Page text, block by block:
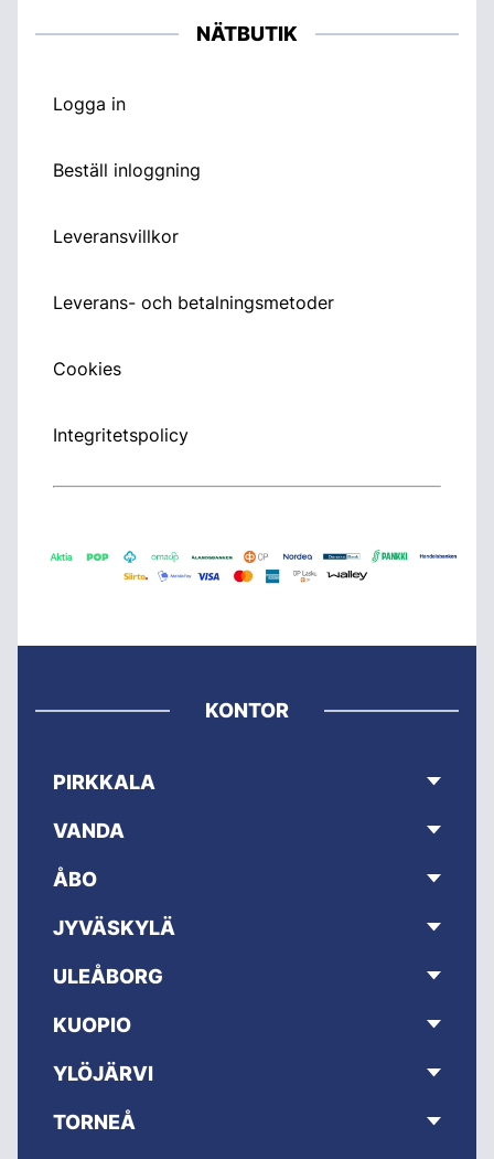
NÄTBUTIK
Logga in
Beställ inloggning
Leveransvillkor
Leverans- och betalningsmetoder
Cookies
Integritetspolicy
KONTOR
PIRKKALA
VANDA
ÅBO
JYVÄSKYLÄ
ULEÅBORG
KUOPIO
YLÖJÄRVI
TORNEÅ